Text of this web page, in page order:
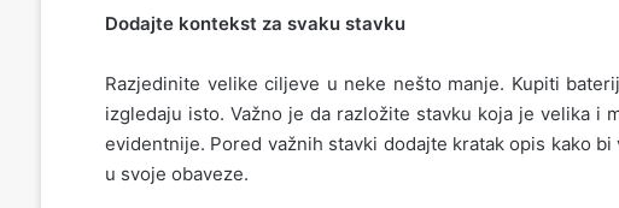
Dodajte kontekst za svaku stavku
Razjedinite velike ciljeve u neke nešto manje. Kupiti
izgledaju isto. Važno je da razložite stavku koja je velika i
evidentnije. Pored važnih stavki dodajte kratak opis kako
u svoje obaveze.